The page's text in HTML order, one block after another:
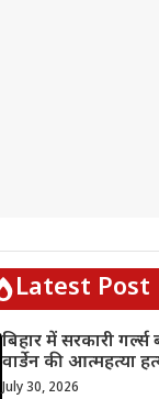
Latest Post
बिहार में सरकारी गर्ल्स
वार्डेन की आत्महत्या
July 30, 2026